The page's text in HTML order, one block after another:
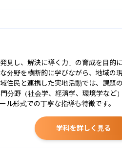
見し、解決に導く力」の育成を目的
分野を横断的に学びながら、地域
住民と連携した実地活動では、課題
分野（社会学、経済学、環境学な
ル形式での丁寧な指導も特徴です。
学科を詳しく見る